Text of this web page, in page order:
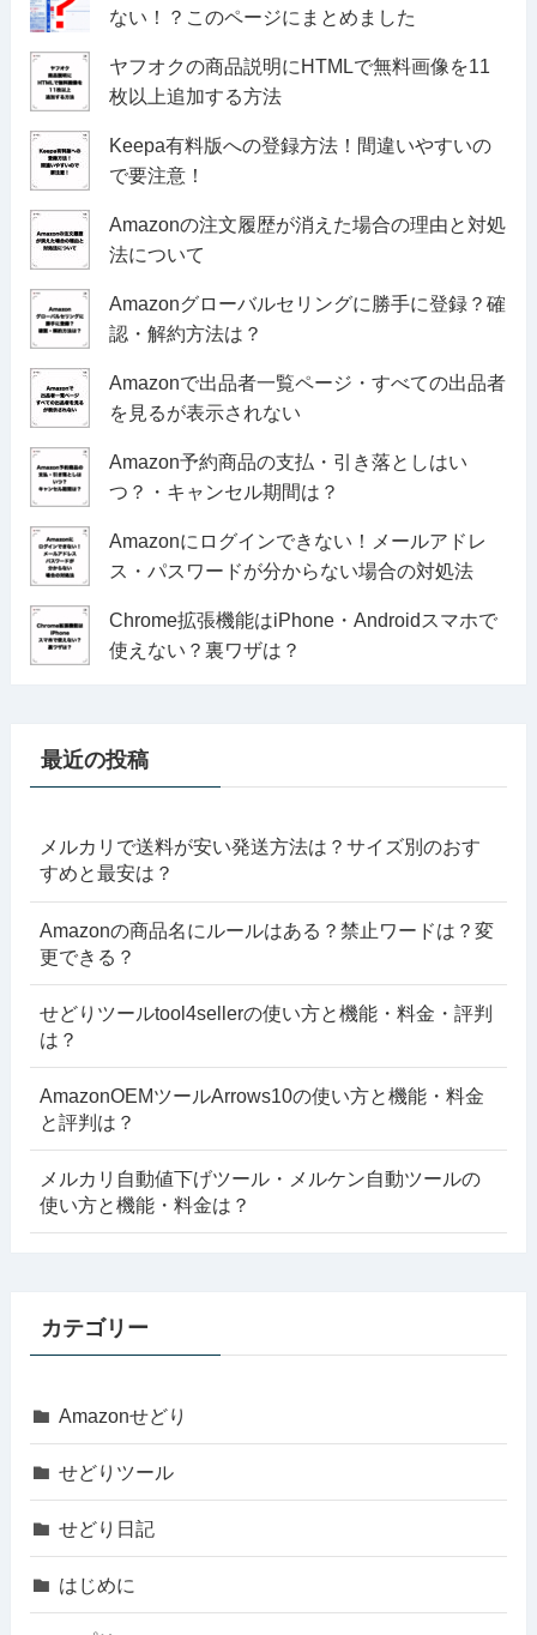
ない！？このページにまとめました
ヤフオクの商品説明にHTMLで無料画像を11
枚以上追加する方法
Keepa有料版への登録方法！間違いやすいの
で要注意！
Amazonの注文履歴が消えた場合の理由と対処
法について
Amazonグローバルセリングに勝手に登録？確
認・解約方法は？
Amazonで出品者一覧ページ・すべての出品者
を見るが表示されない
Amazon予約商品の支払・引き落としはい
つ？・キャンセル期間は？
Amazonにログインできない！メールアドレ
ス・パスワードが分からない場合の対処法
Chrome拡張機能はiPhone・Androidスマホで
使えない？裏ワザは？
最近の投稿
メルカリで送料が安い発送方法は？サイズ別のおす
すめと最安は？
Amazonの商品名にルールはある？禁止ワードは？変
更できる？
せどりツールtool4sellerの使い方と機能・料金・評判
は？
AmazonOEMツールArrows10の使い方と機能・料金
と評判は？
メルカリ自動値下げツール・メルケン自動ツールの
使い方と機能・料金は？
カテゴリー
Amazonせどり
せどりツール
せどり日記
はじめに